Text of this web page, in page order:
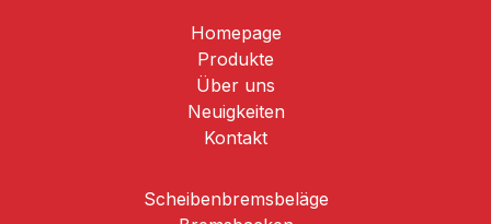
Homepage
Produkte
Über uns
Neuigkeiten
Kontakt
Scheibenbremsbeläge